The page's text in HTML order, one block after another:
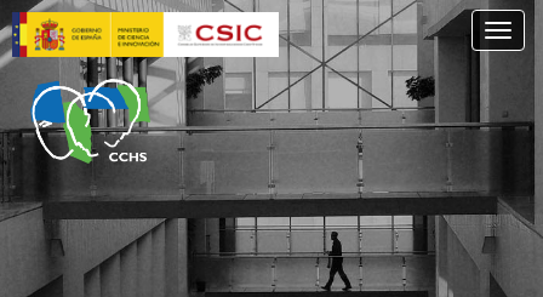
Pasar
al
contenido
principal